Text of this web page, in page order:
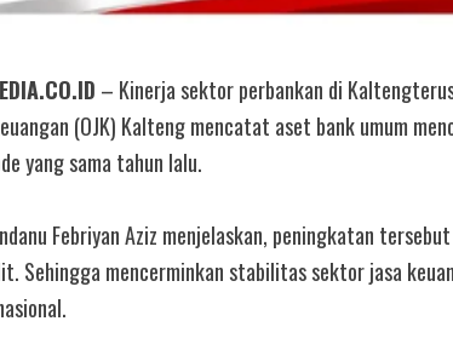
– Kinerja sektor perbankan di
(OJK) Kalteng mencatat aset bank umum
yang sama tahun lalu.
Febriyan Aziz menjelaskan, peningkatan
Sehingga mencerminkan stabilitas sektor jasa